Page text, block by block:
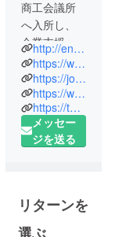
商工会議所
へ入所し、
企業支援や
総務職を経
験。2015年
に伝統工芸
を活用した
事業で起
業。
レーターへ
参画。特に
地方行政が
http://entertain.jp/
https://www.facebook.com/entertain2019/
https://jojo.coffee/
https://www.instagram.com/jojocoffeejp/
https://twitter.com/JOJOCOFFEEjp
メッセー
ジを送る
リターンを